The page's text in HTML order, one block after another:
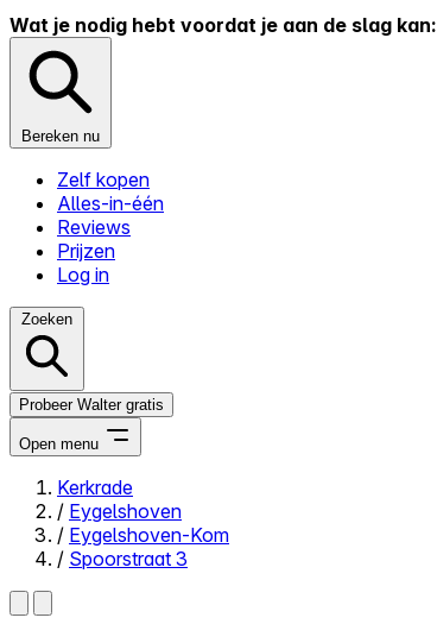
Wat je nodig hebt voordat je aan de slag kan:
Bereken nu
Zelf kopen
Alles-in-één
Reviews
Prijzen
Log in
Zoeken
Probeer Walter gratis
Open menu
Close menu
Kerkrade
/ Eygelshoven
/ Eygelshoven-Kom
/ Spoorstraat 3